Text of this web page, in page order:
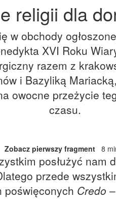
religii dla
w obchody
XVI Roku
razem z
i Bazyliką
owocne przeżycie
czasu.
Zobacz pierwszy fragment 8
posłużyć nam
przede
poświęconych Credo